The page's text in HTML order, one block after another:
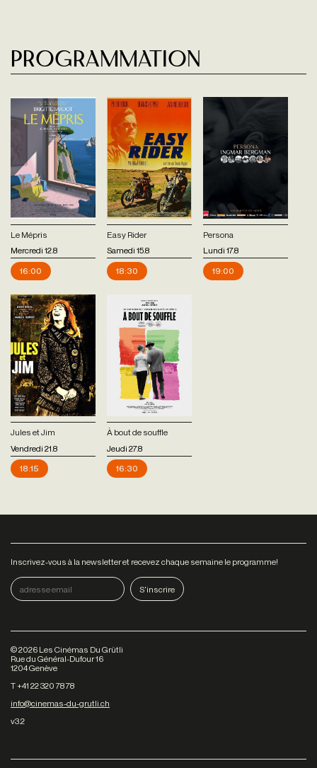
Programmation
Le Mépris
Mercredi 12.8
16:00
Easy Rider
Samedi 15.8
18:30
Persona
Lundi 17.8
19:00
Jules et Jim
Vendredi 21.8
18:15
À bout de souffle
Jeudi 27.8
16:30
Inscrivez-vous à la newsletter et recevez chaque semaine le programme!
©2026 Les Cinémas Du Grütli
Rue du Général-Dufour 16
1204 Genève
T +41 22 320 78 78
info@cinemas-du-grutli.ch
v3.2